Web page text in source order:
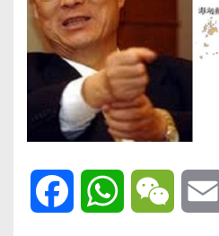
Facebook WhatsAppWeChat